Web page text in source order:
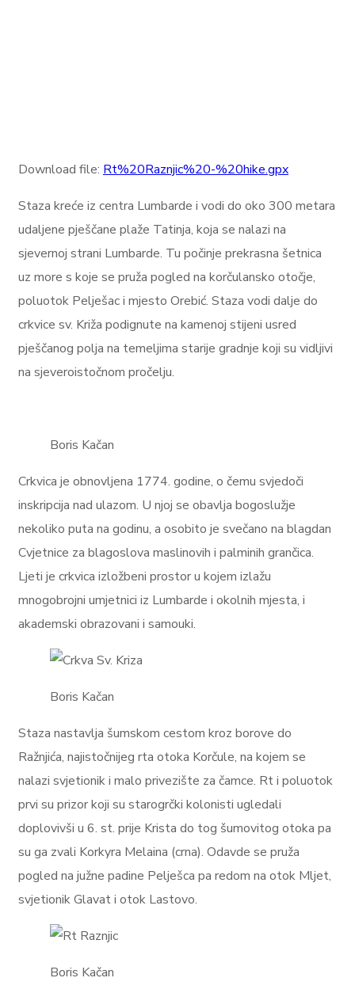
Download file: Rt%20Raznjic%20-%20hike.gpx
Staza kreće iz centra Lumbarde i vodi do oko 300 metara
udaljene pješčane plaže Tatinja, koja se nalazi na
sjevernoj strani Lumbarde. Tu počinje prekrasna šetnica
uz more s koje se pruža pogled na korčulansko otočje,
poluotok Pelješac i mjesto Orebić. Staza vodi dalje do
crkvice sv. Križa podignute na kamenoj stijeni usred
pješčanog polja na temeljima starije gradnje koji su vidljivi
na sjeveroistočnom pročelju.
Boris Kačan
Crkvica je obnovljena 1774. godine, o čemu svjedoči
inskripcija nad ulazom. U njoj se obavlja bogoslužje
nekoliko puta na godinu, a osobito je svečano na blagdan
Cvjetnice za blagoslova maslinovih i palminih grančica.
Ljeti je crkvica izložbeni prostor u kojem izlažu
mnogobrojni umjetnici iz Lumbarde i okolnih mjesta, i
akademski obrazovani i samouki.
Boris Kačan
Staza nastavlja šumskom cestom kroz borove do
Ražnjića, najistočnijeg rta otoka Korčule, na kojem se
nalazi svjetionik i malo privezište za čamce. Rt i poluotok
prvi su prizor koji su starogrčki kolonisti ugledali
doplovivši u 6. st. prije Krista do tog šumovitog otoka pa
su ga zvali Korkyra Melaina (crna). Odavde se pruža
pogled na južne padine Pelješca pa redom na otok Mljet,
svjetionik Glavat i otok Lastovo.
Boris Kačan